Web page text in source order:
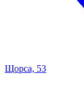
Щорса, 53